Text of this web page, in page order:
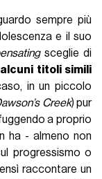
sempre più
e il suo
sceglie di
titoli simili
in un piccolo
Creek) pur
a proprio
ha - almeno non
progressismo o
raccontare un